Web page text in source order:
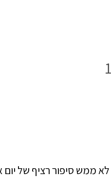
ממש סיפור רציף של יום